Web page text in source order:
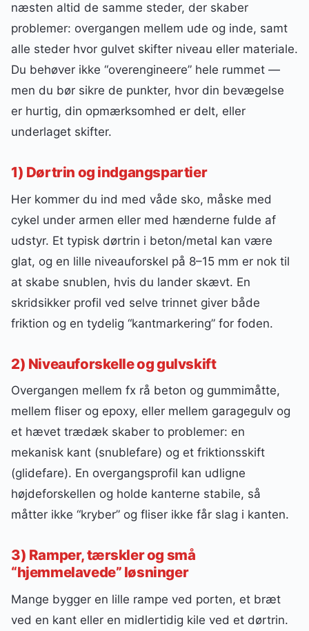
næsten altid de samme steder, der skaber
problemer: overgangen mellem ude og inde, samt
alle steder hvor gulvet skifter niveau eller materiale.
Du behøver ikke “overengineere” hele rummet —
men du bør sikre de punkter, hvor din bevægelse
er hurtig, din opmærksomhed er delt, eller
underlaget skifter.
1) Dørtrin og indgangspartier
Her kommer du ind med våde sko, måske med
cykel under armen eller med hænderne fulde af
udstyr. Et typisk dørtrin i beton/metal kan være
glat, og en lille niveauforskel på 8–15 mm er nok til
at skabe snublen, hvis du lander skævt. En
skridsikker profil ved selve trinnet giver både
friktion og en tydelig “kantmarkering” for foden.
2) Niveauforskelle og gulvskift
Overgangen mellem fx rå beton og gummimåtte,
mellem fliser og epoxy, eller mellem garagegulv og
et hævet trædæk skaber to problemer: en
mekanisk kant (snublefare) og et friktionsskift
(glidefare). En overgangsprofil kan udligne
højdeforskellen og holde kanterne stabile, så
måtter ikke “kryber” og fliser ikke får slag i kanten.
3) Ramper, tærskler og små
“hjemmelavede” løsninger
Mange bygger en lille rampe ved porten, et bræt
ved en kant eller en midlertidig kile ved et dørtrin.